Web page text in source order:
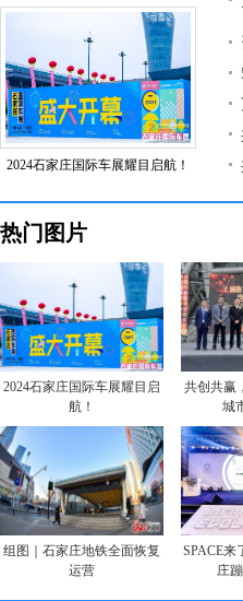
2024石家庄国际车展耀目启航！
热门图片
2024石家庄国际车展耀目启
航！
共创共赢
城
组图｜石家庄地铁全面恢复
运营
SPACE来
庄